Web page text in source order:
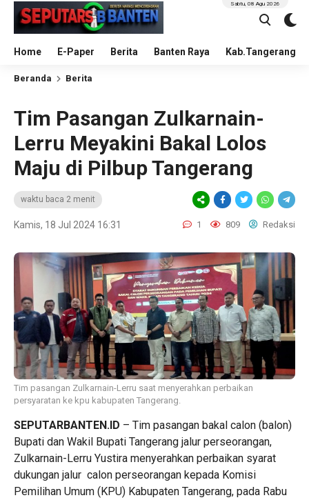
Home E-Paper Berita Banten Raya Kab.Tangerang
Sabtu, 08 Agu 2026
Beranda Berita
Tim Pasangan Zulkarnain-
Lerru Meyakini Bakal Lolos
Maju di Pilbup Tangerang
waktu baca 2 menit
Kamis, 18 Jul 2024 16:31 1 809 Redaksi
Tim pasangan Zulkarnain-Lerru saat menyerahkan perbaikan
persyaratan ke kpu kabupaten Tangerang.
SEPUTARBANTEN.ID – Tim pasangan bakal calon (balon)
Bupati dan Wakil Bupati Tangerang jalur perseorangan,
Zulkarnain-Lerru Yustira menyerahkan perbaikan syarat
dukungan jalur calon perseorangan kepada Komisi
Pemilihan Umum (KPU) Kabupaten Tangerang, pada Rabu